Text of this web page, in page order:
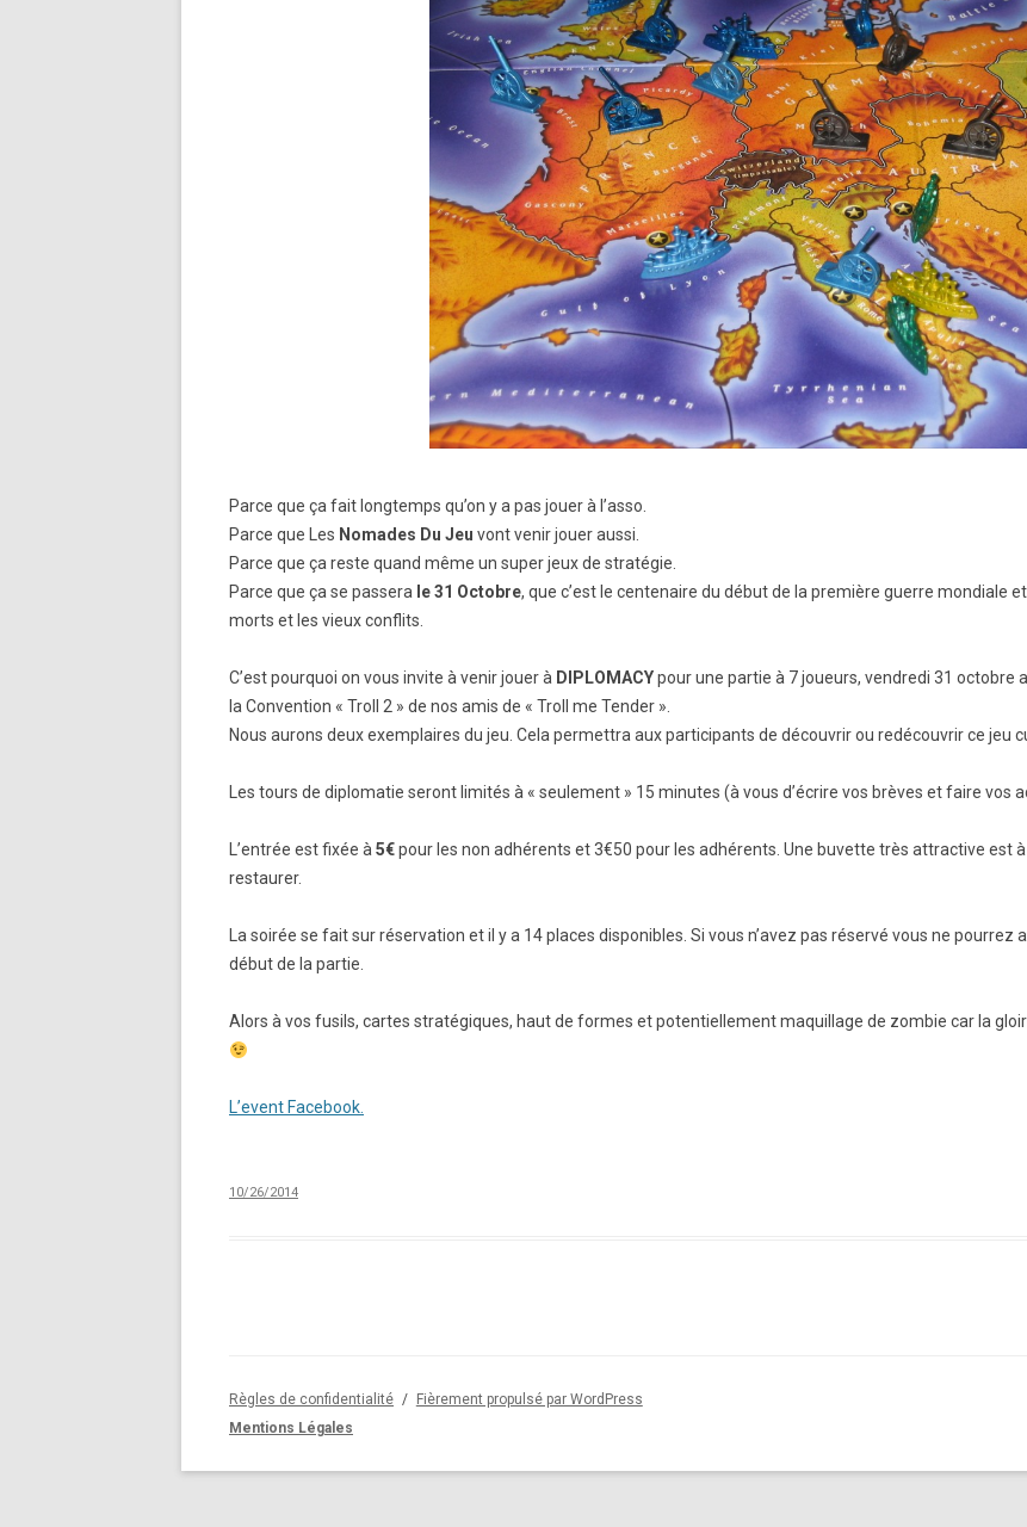
Parce que ça fait longtemps qu’on y a pas jouer à l’asso.
Parce que Les Nomades Du Jeu vont venir jouer aussi.
Parce que ça reste quand même un super jeux de stratégie.
Parce que ça se passera le 31 Octobre, que c’est le centenaire du début de la première guerre mondiale
morts et les vieux conflits.
C’est pourquoi on vous invite à venir jouer à DIPLOMACYpour une partie à 7 joueurs, vendredi 31 octobre
la Convention « Troll 2 » de nos amis de « Troll me Tender ».
Nous aurons deux exemplaires du jeu. Cela permettra aux participants de découvrir ou redécouvrir ce jeu
Les tours de diplomatie seront limités à « seulement » 15 minutes (à vous d’écrire vos brèves et faire vos
L’entrée est fixée à5€pour les non adhérents et 3€50 pour les adhérents. Une buvette très attractive est
restaurer.
La soirée se fait sur réservation et il y a 14 places disponibles. Si vous n’avez pas réservé vous ne
début de la partie.
Alors à vos fusils, cartes stratégiques, haut de formes et potentiellement maquillage de zombie car la
L’event Facebook.
10/26/2014
Règles de confidentialité
Fièrement propulsé par WordPress
Mentions Légales